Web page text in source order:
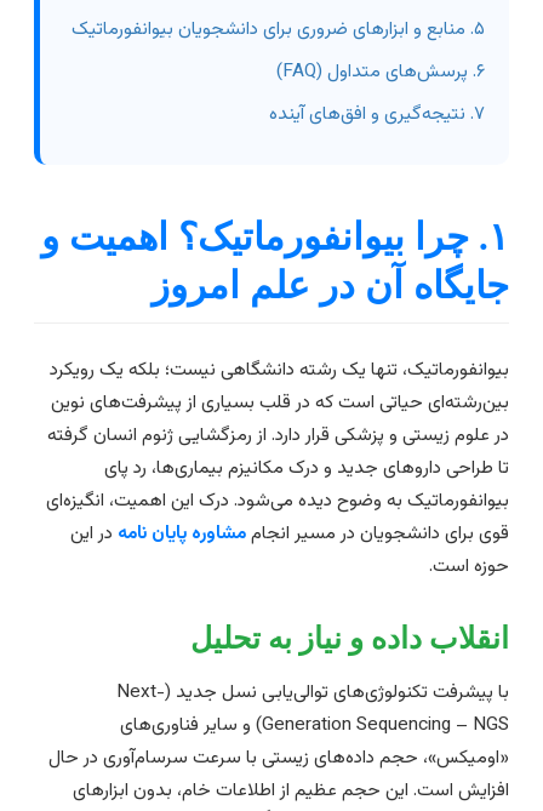
۱. چرا بیوانفورماتیک؟ اهمیت و
آن در علم امروز
تنها یک رشته دانشگاهی نیست؛ بلکه یک رویکرد
حیاتی است که در قلب بسیاری از پیشرفت‌های نوین
علوم زیستی و پزشکی قرار دارد. از رمزگشایی ژنوم انسان گرفته
طراحی داروهای جدید و درک مکانیزم بیماری‌ها، رد پای
به وضوح دیده می‌شود. درک این اهمیت، انگیزه‌ای
برای دانشجویان در مسیر انجاممشاوره پایان نامهدر این
است.
داده و نیاز به تحلیل
با پیشرفت تکنولوژی‌های توالی‌یابی نسل جدید (Next-
Generation Sequencing – NGS) و سایر فناوری‌های
حجم داده‌های زیستی با سرعت سرسام‌آوری در حال
است. این حجم عظیم از اطلاعات خام، بدون ابزارهای